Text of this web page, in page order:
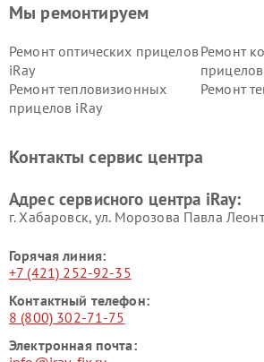
Мы ремонтируем
Ремонт оптических прицелов
iRay
Ремонт
Ремонт тепловизионных
прицелов iRay
Ремонт
Контакты сервис центра
Адрес сервисного центра iRay:
г. Хабаровск, ул. Морозова Павла
Горячая линия:
+7 (421) 252-92-35
Контактный телефон:
8 (800) 302-71-75
Электронная почта: